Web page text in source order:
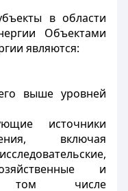
в области
Объектами
являются:
выше уровней
источники
включая
и
том числе